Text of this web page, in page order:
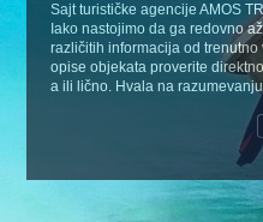
Sajt turističke agencije AMOS
Iako nastojimo da ga redovno
različitih informacija od
opise objekata proverite
a ili lično. Hvala na